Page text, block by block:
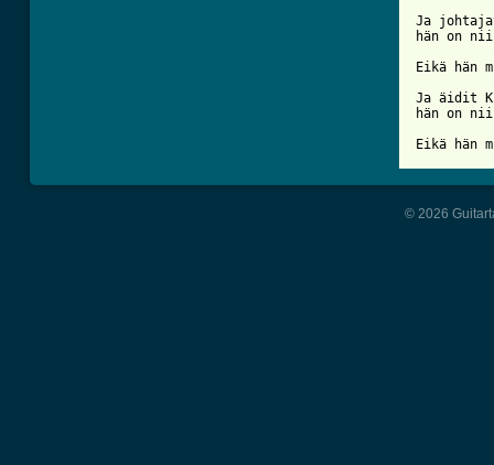
Ja
hän on
Eikä hän
Ja äidit
hän on
Eikä hän
© 2026